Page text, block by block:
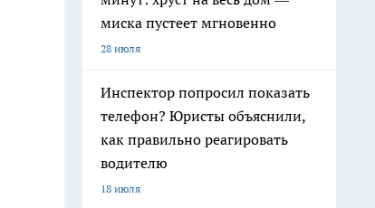
миска пустеет мгновенно
28 июля
Инспектор попросил показать
телефон? Юристы объяснили,
как правильно реагировать
водителю
18 июля